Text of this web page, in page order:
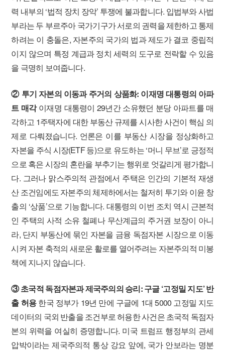
력 내부의 ‘법적 장치 장악’ 투쟁에 불과합니다. 입법부와 사법
부라는 두 부르주아 국가기구가 서로의 권력을 제한하고 통제
하려는 이 충돌은, 자본주의 국가의 법과 제도가 결코 중립적
이지 않으며 특정 계급과 정치 세력의 도구로 전락할 수 있음
을 극명히 보여줍니다.
② 투기 자본의 이동과 주거의 상품화: 이재명 대통령의 아파
트 매각이재명 대통령이 29년간 소유했던 분당 아파트를 매
각하고 1주택자에 대한 부동산 규제를 시사한 사건이 핵심 의
제로 다뤄졌습니다. 언론은 이를 부동산 시장을 정상화하고
자본을 주식 시장(ETF 등)으로 유도하는 ‘머니 무브’로 긍정적
으로 혹은 시장의 혼란을 부추기는 행위로 엇갈리게 평가합니
다. 그러나 맑스주의적 관점에서 주택은 인간의 기본적 재생
산 조건임에도 자본주의 체제하에서는 철저히 투기와 이윤 창
출의 ‘상품’으로 기능합니다. 대통령의 이번 조치 역시 근본적
인 주택의 사적 소유 철폐나 무산계급의 주거권 보장이 아니
라, 단지 부동산에 묶인 자본을 금융 독점자본 시장으로 이동
시켜 자본 축적의 새로운 활로를 열어주려는 자본주의적 미봉
책에 지나지 않습니다.
③ 초국적 독점자본과 제국주의의 승리: 구글 ‘고정밀 지도’ 반
출 허용한국 정부가 19년 만에 구글에 1대 5000 고정밀 지도
데이터의 국외 반출을 조건부로 허용한 사건은 초국적 독점자
본의 위력을 여실히 증명합니다. 미국 트럼프 행정부의 관세
압박이라는 제국주의적 통상 강요 앞에, 국가 안보라는 명분